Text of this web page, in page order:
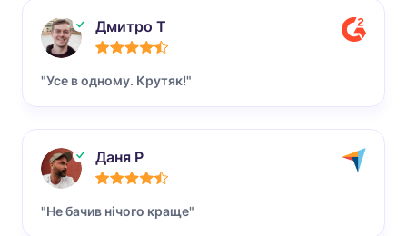
Дмитро Т
"Усе в одному. Крутяк!"
Даня Р
"Не бачив нічого краще"